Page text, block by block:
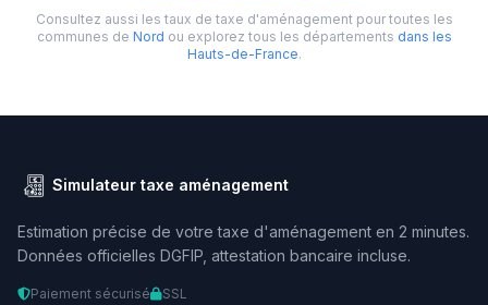
Consultez aussi les taux de taxe d'aménagement pour toutes les
communes de Nord ou explorez tous les départements dans les
Hauts-de-France.
Simulateur taxe aménagement
Estimation précise de votre taxe d'aménagement en 2 minutes.
Données officielles DGFIP, attestation bancaire incluse.
Paiement sécurisé SSL